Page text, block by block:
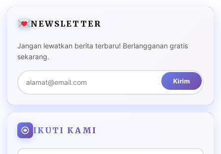
NEWSLETTER
Jangan lewatkan berita terbaru! Berlangganan gratis
sekarang.
Kirim
IKUTI KAMI